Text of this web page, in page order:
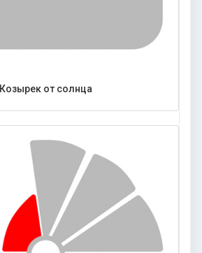
Козырек от солнца